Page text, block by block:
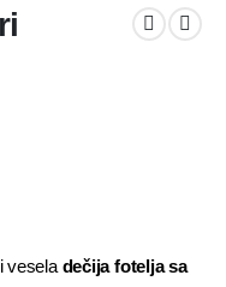
vesela dečija fotelja sa